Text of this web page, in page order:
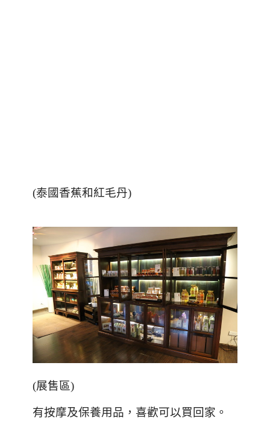
(泰國香蕉和紅毛丹)
(展售區)
有按摩及保養用品，喜歡可以買回家。